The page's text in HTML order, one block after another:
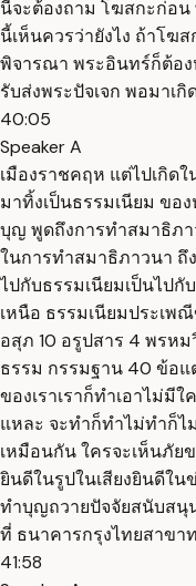
นี่จะต้องถาม โฆสกะก่อ
นี้เห็นควรว่ายังไง ถ้าโฆ
พิจารณา พระอินทร์ก็ต้อง
รับส่งพระปัจเจก พอมาเ
40:05
Speaker A
เมืองราชคฤห แต่ไปเกิด
มาทิ้งเป็นธรรมเนียม ขอ
บุญ พูดถึงการทำสมาธิภา
ในการทำสมาธิภาวนา ถึ
ไปกับธรรมเนียมเป็นไป
เหนือ ธรรมเนียมประเพ
อสุภ 10 อรูปสาร 4 พรห
ธรรม กรรมฐาน 40 ข้อแ
ของเราเราก็ทำเอาไม่มี
แหละ จะทำก็ทำไม่ทำก็
เหมือนกัน ใครจะเห็นภัย
ยินดีในรูปในเสียงยินดีใน
ทำบุญถวายปัจจัยสนับสนุ
ที่ ธนาคารกรุงไทยสาขา
41:58